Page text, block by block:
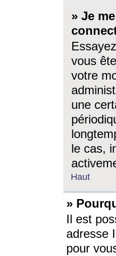
» Je
vous
votre
une
le cas,
Haut
»
Il est
adresse
pour